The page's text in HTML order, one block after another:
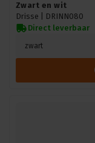
Zwart en wit
Drisse |
DRINN080
Direct leverbaar
zwart